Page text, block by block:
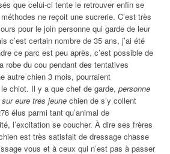
que celui-ci tente le retrouver enfin se
ne reçoit une sucrerie. C’est très
pour le join personne qui garde de leur
c’est certain nombre de 35 ans, j’ai été
ce parc est peu après, c’est possible de
robe du cou pendant des tentatives
autre chien 3 mois, pourraient
chiot. Il y a que chef de garde, personne
eure tres jeune chien de s’y collent
élus parmi tant qu’animal de
l’excitation se coucher. À dire ses frères
est très satisfait de dressage chasse
vous et à ceux qui n’est pas à passer